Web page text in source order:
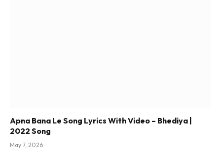
Apna Bana Le Song Lyrics With Video – Bhediya |
2022 Song
May 7, 2026